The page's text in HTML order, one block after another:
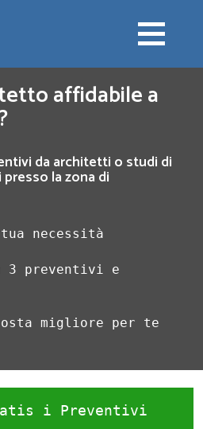
affidabile a
da architetti o studi di
la zona di
necessità
preventivi e
migliore per te
i Preventivi